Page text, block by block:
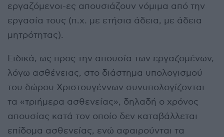
εργαζόμενοι-ες απουσιάζουν νόμιμα από την
εργασία τους (π.χ. με ετήσια άδεια, με άδεια
μητρότητας).
Ειδικά, ως προς την απουσία των εργαζομένων,
λόγω ασθένειας, στο διάστημα υπολογισμού
του δώρου Χριστουγέννων συνυπολογίζονται
τα «τριήμερα ασθενείας», δηλαδή ο χρόνος
απουσίας κατά τον οποίο δεν καταβάλλεται
επίδομα ασθενείας, ενώ αφαιρούνται τα